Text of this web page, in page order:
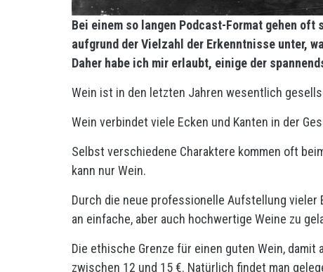
Bei einem so langen Podcast-Format gehen oft
aufgrund der Vielzahl der Erkenntnisse unter,
Daher habe ich mir erlaubt, einige der
Wein ist in den letzten Jahren wesentlich
Wein verbindet viele Ecken und Kanten in der
Selbst verschiedene Charaktere kommen oft
kann nur Wein.
Durch die neue professionelle Aufstellung
an einfache, aber auch hochwertige Weine zu
Die ethische Grenze für einen guten Wein,
zwischen 12 und 15 €. Natürlich findet man